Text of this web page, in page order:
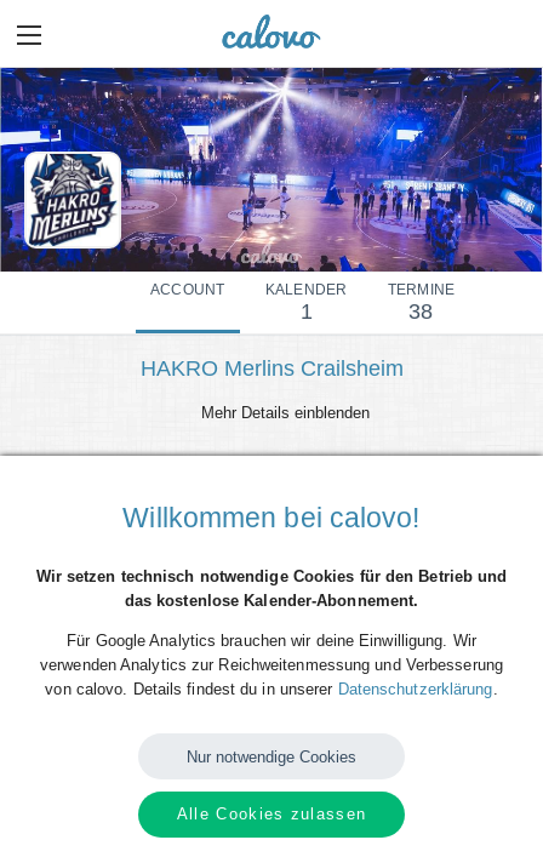
ACCOUNT KALENDER
1
TERMINE
38
HAKRO Merlins Crailsheim
Mehr Details einblenden
VerfügbareKalendervonHAKRO Merlins
Willkommen bei calovo!
Wir setzen technisch notwendige Cookies für den Betrieb und
das kostenlose Kalender-Abonnement.
Für Google Analytics brauchen wir deine Einwilligung. Wir
verwenden Analytics zur Reichweitenmessung und Verbesserung
von calovo. Details findest du in unserer Datenschutzerklärung.
Nur notwendige Cookies
Alle Cookies zulassen